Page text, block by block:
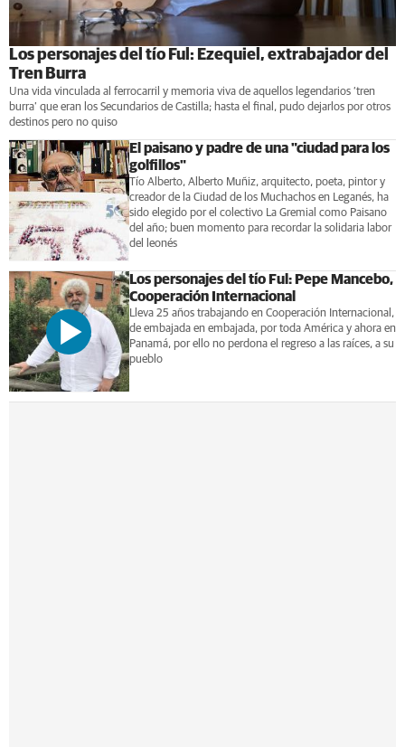
Los personajes del tío Ful: Ezequiel, extrabajador del
Tren Burra
Una vida vinculada al ferrocarril y memoria viva de aquellos legendarios ‘tren
burra’ que eran los Secundarios de Castilla; hasta el final, pudo dejarlos por otros
destinos pero no quiso
El paisano y padre de una "ciudad para los
golfillos"
Tío Alberto, Alberto Muñiz, arquitecto, poeta, pintor y
creador de la Ciudad de los Muchachos en Leganés, ha
sido elegido por el colectivo La Gremial como Paisano
del año; buen momento para recordar la solidaria labor
del leonés
Los personajes del tío Ful: Pepe Mancebo,
Cooperación Internacional
Lleva 25 años trabajando en Cooperación Internacional,
de embajada en embajada, por toda América y ahora en
Panamá, por ello no perdona el regreso a las raíces, a su
pueblo